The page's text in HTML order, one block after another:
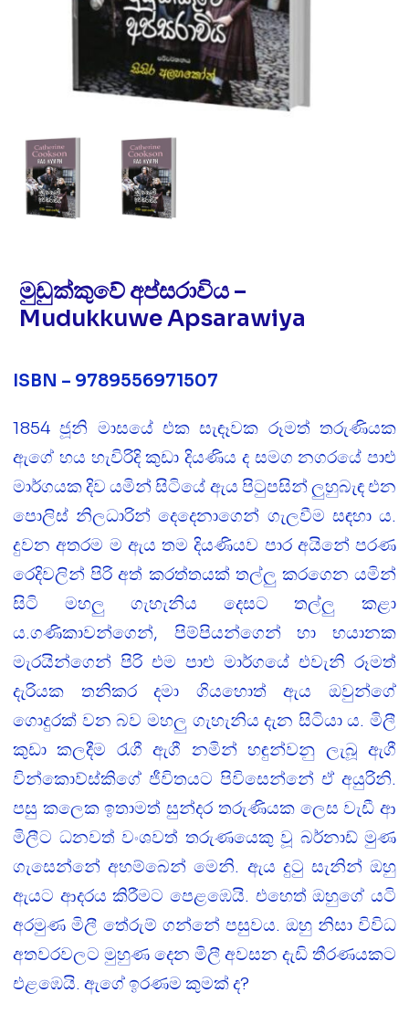
මුඩුක්කුවේ අප්සරාවිය –
Mudukkuwe Apsarawiya
ISBN – 9789556971507
1854 ජූනි මාසයේ එක සැඳෑවක රූමත් තරුණියක
ඇගේ හය හැවිරිදි කුඩා දියණිය ද සමග නගරයේ පාළු
මාර්ගයක දිව යමින් සිටියේ ඇය පිටුපසින් ලුහුබැඳ එන
පොලිස් නිලධාරින් දෙදෙනාගෙන් ගැලවීම සඳහා ය.
දුවන අතරම ම ඇය තම දියණියව පාර අයිනේ පරණ
රෙදිවලින් පිරි අත් කරත්තයක් තල්ලු කරගෙන යමින්
සිටි මහලු ගැහැනිය දෙසට තල්ලු කළා
ය.ගණිකාවන්ගෙන්, පිම්පියන්ගෙන් හා භයානක
මැරයින්ගෙන් පිරි එම පාළු මාර්ගයේ එවැනි රූමත්
දැරියක තනිකර දමා ගියහොත් ඇය ඔවුන්ගේ
ගොදුරක් වන බව මහලු ගැහැනිය දැන සිටියා ය. මිලී
කුඩා කලදීම රැගී ඇගී නමින් හඳුන්වනු ලැබූ ඇගී
වින්කොව්ස්කිගේ ජීවිතයට පිවිසෙන්නේ ඒ අයුරිනි.
පසු කලෙක ඉතාමත් සුන්දර තරුණියක ලෙස වැඩී ආ
මිලීට ධනවත් වංශවත් තරුණයෙකු වූ බර්නාඩ් මුණ
ගැසෙන්නේ අහම්බෙන් මෙනි. ඇය දුටු සැනින් ඔහු
ඇයට ආදරය කිරීමට පෙළඹෙයි. එහෙත් ඔහුගේ යටි
අරමුණ මිලී තේරුම් ගන්නේ පසුවය. ඔහු නිසා විවිධ
අතවරවලට මුහුණ දෙන මිලී අවසන දැඩි තීරණයකට
එළඹෙයි. ඇගේ ඉරණම කුමක් ද?